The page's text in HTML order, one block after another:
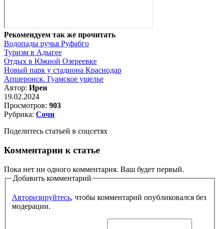
Рекомендуем так же прочитать
Водопады ручья Руфабго
Туризм в Адыгее
Отдых в Южной Озереевке
Новый парк у стадиона Краснодар
Апшеронск. Гуамское ущелье
Автор: Ирен
19.02.2024
Просмотров: 903
Рубрика: Сочи
Поделитесь статьей в соцсетях
Комментарии к статье
Пока нет ни одного комментария. Ваш будет первый.
Добавить комментарий
Авторизируйтесь, чтобы комментарий опубликовался без
модерации.